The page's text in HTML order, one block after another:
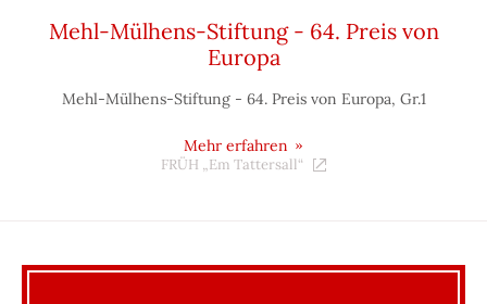
Mehl-Mülhens-Stiftung - 64. Preis von
Europa
Mehl-Mülhens-Stiftung - 64. Preis von Europa, Gr.1
Mehr erfahren
FRÜH „Em Tattersall“